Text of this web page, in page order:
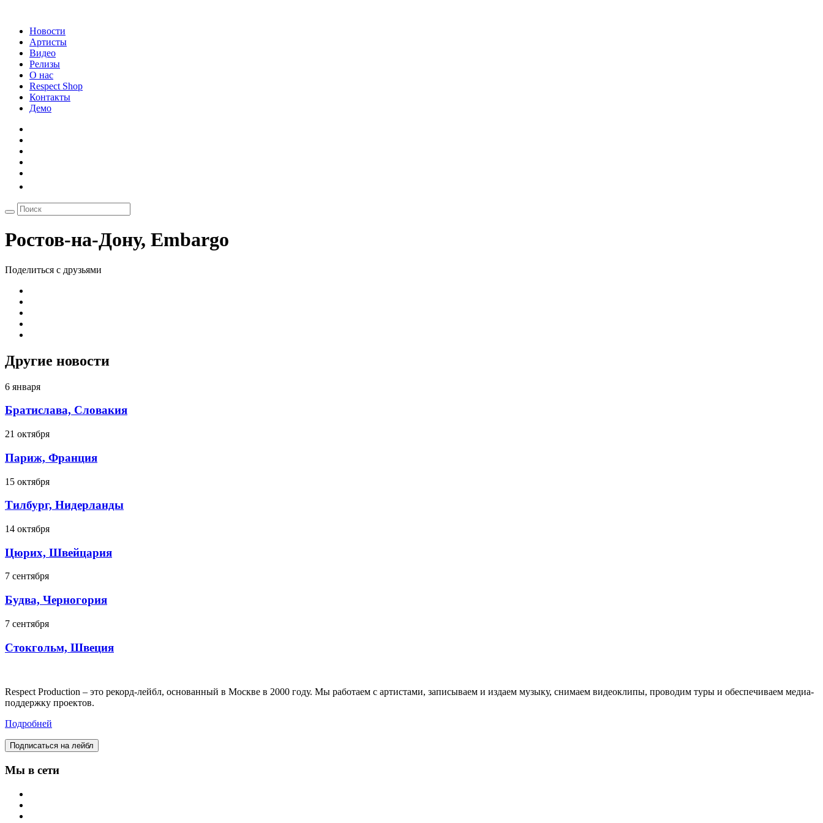
Новости
Артисты
Видео
Релизы
О нас
Respect Shop
Контакты
Демо
Ростов-на-Дону, Embargo
Поделиться с друзьями
Другие новости
6 января
Братислава, Словакия
21 октября
Париж, Франция
15 октября
Тилбург, Нидерланды
14 октября
Цюрих, Швейцария
7 сентября
Будва, Черногория
7 сентября
Стокгольм, Швеция
Respect Production – это рекорд-лейбл, основанный в Москве в 2000 году. Мы работаем с артистами, записываем и издаем музыку, снимаем видеоклипы, проводим туры и обеспечиваем медиа-
поддержку проектов.
Подробней
Подписаться на лейбл
Мы в сети